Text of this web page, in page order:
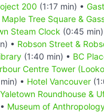
200 (1:17 min) •
Tree Square &
Steam Clock (0:45 min)
• Robson Street &
(1:40 min) • BC
Centre Tower
• Hotel Vancouver
Yaletown Roundhouse &
Museum of